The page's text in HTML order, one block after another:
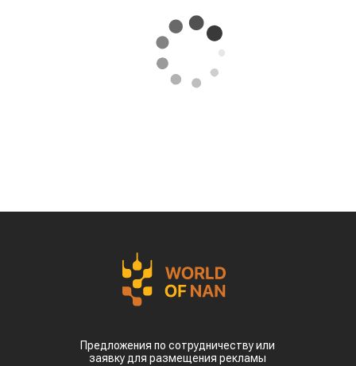
Предложения по сотрудничеству или
заявку для размещения рекламы